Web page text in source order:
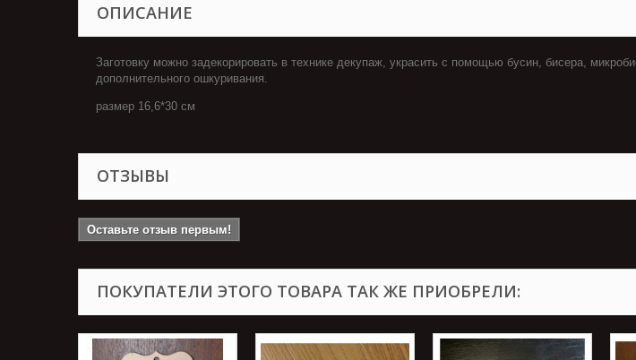
ОПИСАНИЕ
Заготовку можно задекорировать в технике декупаж, украсить с помощью бусин, бисера,
дополнительного ошкуривания.
размер 16,6*30 см
ОТЗЫВЫ
Оставьте отзыв первым!
ПОКУПАТЕЛИ ЭТОГО ТОВАРА ТАК ЖЕ ПРИОБРЕЛИ: